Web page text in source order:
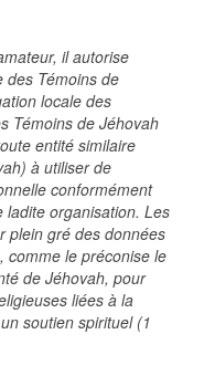
il autorise
des Témoins de
locale des
Témoins de Jéhovah
entité similaire
à utiliser de
conformément
ladite organisation. Les
plein gré des données
comme le préconise le
de Jéhovah, pour
liées à la
soutien spirituel (1